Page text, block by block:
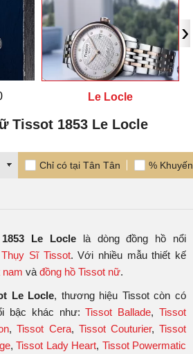
Le Locle
›
Tissot 1853 Le Locle
Chỉ có tại Tân Tân %
Le Loclelà dòng đồng hồ nổi
Sĩ Tissot. Với nhiều mẫu thiết kế
nam và đồng hồ Tissot nữ.
Le Locle, thương hiệu Tissot còn có
bậc khác như:Tissot Ballade,Tissot
,Tissot Cera, Tissot Couturier,Tissot
,Tissot Lady Heart, Tissot Powermatic